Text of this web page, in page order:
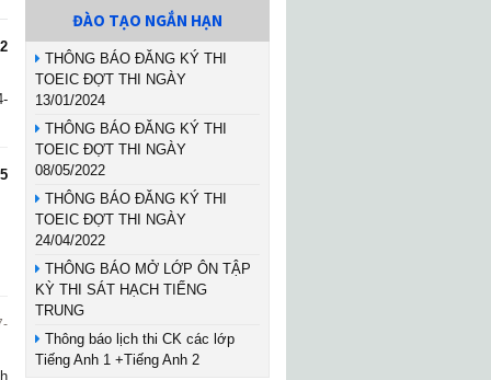
ĐÀO TẠO NGẮN HẠN
THÔNG BÁO ĐĂNG KÝ THI
TOEIC ĐỢT THI NGÀY
13/01/2024
THÔNG BÁO ĐĂNG KÝ THI
TOEIC ĐỢT THI NGÀY
08/05/2022
THÔNG BÁO ĐĂNG KÝ THI
TOEIC ĐỢT THI NGÀY
24/04/2022
THÔNG BÁO MỞ LỚP ÔN TẬP
KỲ THI SÁT HẠCH TIẾNG
TRUNG
Thông báo lịch thi CK các lớp
Tiếng Anh 1 +Tiếng Anh 2